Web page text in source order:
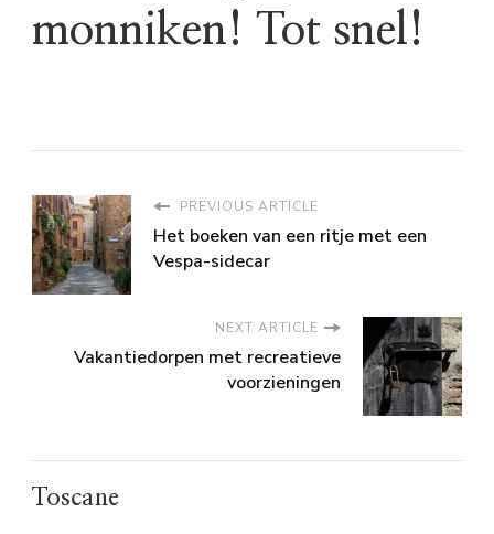
monniken! Tot snel!
PREVIOUS ARTICLE
Het boeken van een ritje met een
Vespa-sidecar
NEXT ARTICLE
Vakantiedorpen met recreatieve
voorzieningen
Toscane